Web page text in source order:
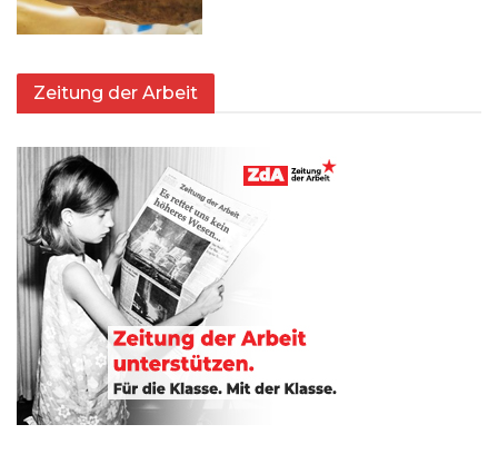
Zeitung der Arbeit